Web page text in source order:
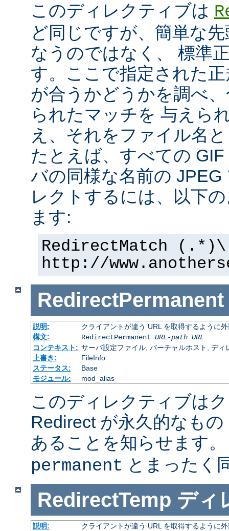
このディレクティブは
ど同じですが、簡単な
なうのではなく、 標準
す。ここで指定された
が合うかどうかを調べ
られたマッチを 与えら
え、それをファイル名
たとえば、すべての
バの同様な名前の
レクトするには、以下
ます:
RedirectMatch
http://
RedirectPermanent
説明:
クライアントが違う URL を取得するように
構文:
RedirectPermanent URL-path URL
コンテキスト: サーバ設定ファイル, バーチャルホスト, ディ
上書き:
FileInfo
ステータス:
Base
モジュール:
mod_alias
このディレクティブは
Redirect が永久的なも
あることを知らせます
permanent とまったく
RedirectTemp ディ
説明:
クライアントが違う URL を取得するように